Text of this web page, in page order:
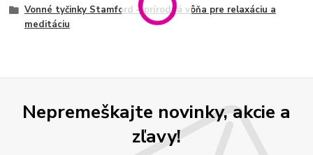
Vonné tyčinky Stamford – prírodná vôňa pre relaxáciu a
meditáciu
Nepremeškajte novinky, akcie a
zľavy!